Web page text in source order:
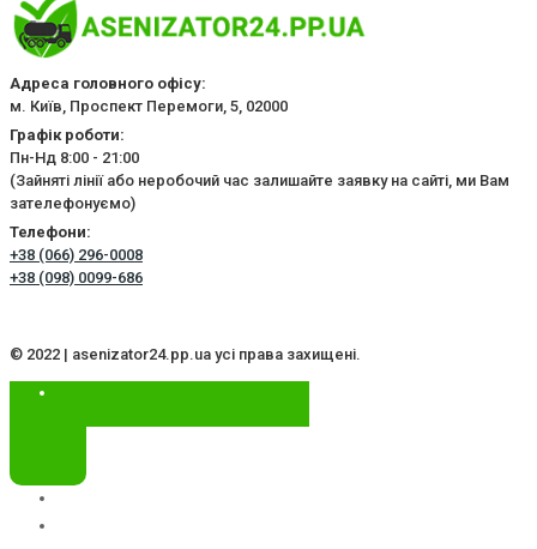
Адреса головного офісу:
м. Київ, Проспект Перемоги, 5, 02000
Графік роботи:
Пн-Нд 8:00 - 21:00
(Зайняті лінії або неробочий час залишайте заявку на сайті, ми Вам
зателефонуємо)
Телефони:
+38 (066) 296-0008
+38 (098) 0099-686
© 2022 | asenizator24.pp.ua усі права захищені.